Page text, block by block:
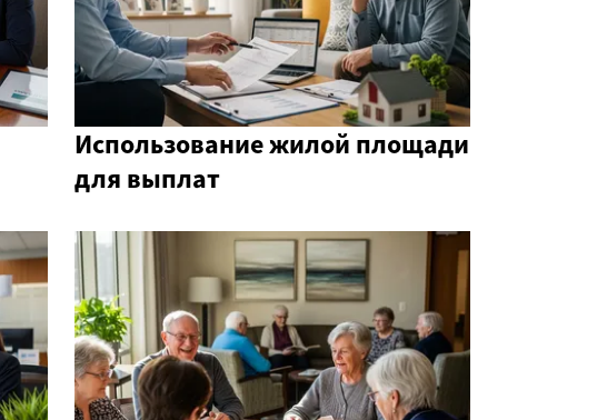
Использование жилой площади
для выплат